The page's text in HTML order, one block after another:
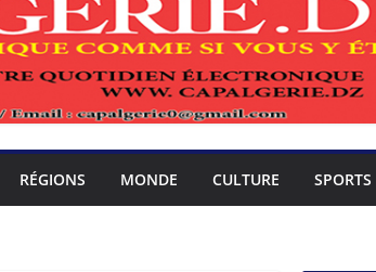
RÉGIONS MONDE CULTURE SPORTS